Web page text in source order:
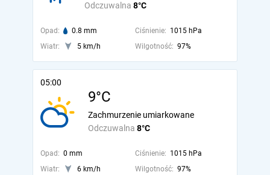
Odczuwalna 8°C
Opad: 0.8 mm Ciśnienie: 1015 hPa
Wiatr:
5 km/h Wilgotność: 97%
05:00
9°C
Odczuwalna 8°C
Zachmurzenie umiarkowane
Opad: 0 mm Ciśnienie: 1015 hPa
Wiatr:
6 km/h Wilgotność: 97%